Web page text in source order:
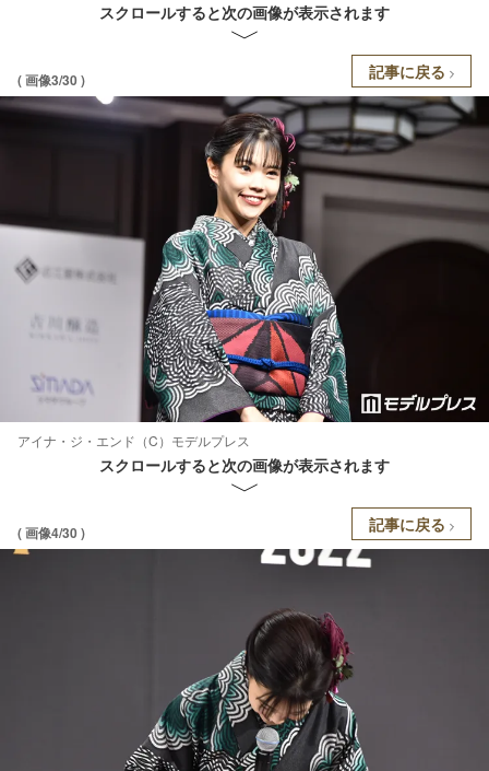
スクロールすると次の画像が表示されます
( 画像3/30 ) 記事に戻る
アイナ・ジ・エンド（C）モデルプレス
スクロールすると次の画像が表示されます
( 画像4/30 ) 記事に戻る